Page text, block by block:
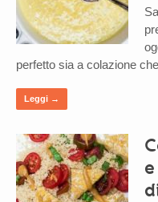
perfetto sia a colazione
Leggi →